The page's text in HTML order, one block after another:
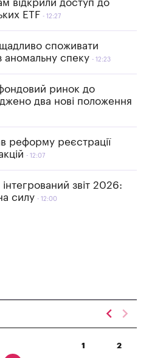
відкрили доступ до
ETF
12:27
споживати
аномальну спеку
12:23
ринок до
два нові положення
реформу реєстрації
12:07
звіт 2026:
силу
12:00
1 2